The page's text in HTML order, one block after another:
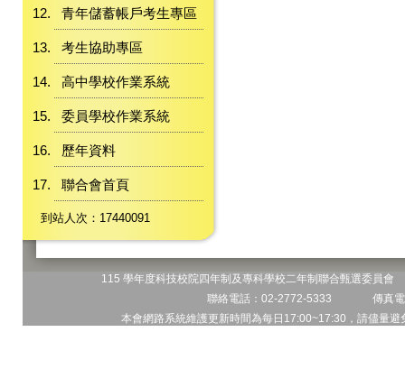
青年儲蓄帳戶考生專區
考生協助專區
高中學校作業系統
委員學校作業系統
歷年資料
聯合會首頁
到站人次：17440091
115 學年度科技校院四年制及專科學校二年制聯合甄選委員
聯絡電話：02-2772-5333 傳真
本會網路系統維護更新時間為每日17:00~17:30，請儘量